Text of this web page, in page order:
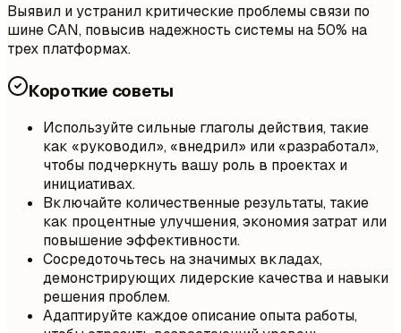
Выявил и устранил критические проблемы связи по
шине CAN, повысив надежность системы на 50% на
трех платформах.
Короткие советы
Используйте сильные глаголы действия, такие
как «руководил», «внедрил» или «разработал»,
чтобы подчеркнуть вашу роль в проектах и
инициативах.
Включайте количественные результаты, такие
как процентные улучшения, экономия затрат или
повышение эффективности.
Сосредоточьтесь на значимых вкладах,
демонстрирующих лидерские качества и навыки
решения проблем.
Адаптируйте каждое описание опыта работы,